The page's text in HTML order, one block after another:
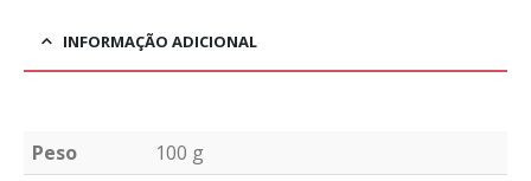
INFORMAÇÃO ADICIONAL
Peso
100 g